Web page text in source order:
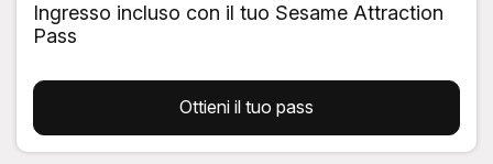
Ingresso incluso con il tuo Sesame Attraction
Pass
Ottieni il tuo pass